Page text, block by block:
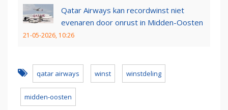
Qatar Airways kan recordwinst niet
evenaren door onrust in Midden-Oosten
21-05-2026, 10:26
qatar airways winst winstdeling
midden-oosten